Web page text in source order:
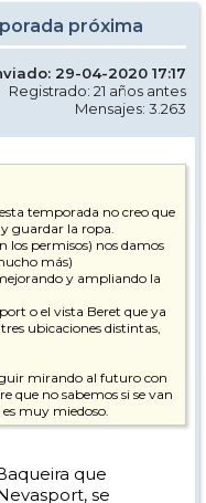
próxima
29-04-2020 17:17
Registrado: 21 años antes
Mensajes: 3.263
temporada no creo que
guardar la ropa.
los permisos) nos damos
más)
y ampliando la
o el vista Beret que ya
ubicaciones distintas,
mirando al futuro con
que no sabemos si se van
muy miedoso.
que
se